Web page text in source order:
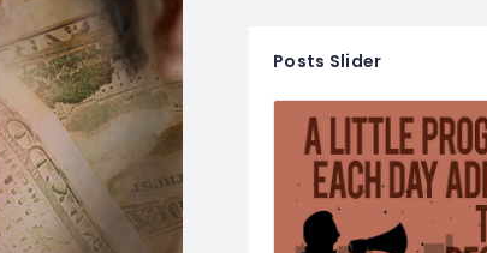
Posts Slider